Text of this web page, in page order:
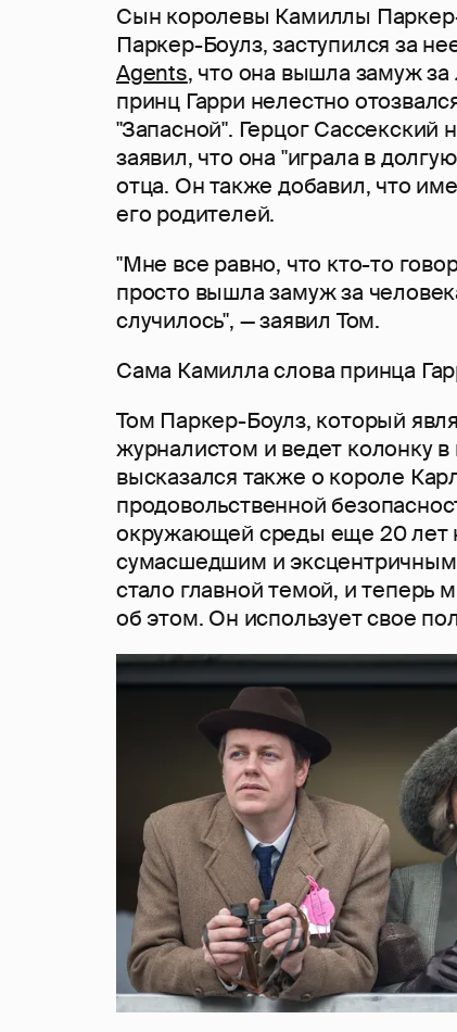
Сын королевы Камиллы
Паркер-Боулз, заступился за
Agents, что она вышла замуж
принц Гарри нелестно
"Запасной". Герцог Сассекский
заявил, что она "играла в
отца. Он также добавил, что
его родителей.
"Мне все равно, что кто-то
просто вышла замуж за
случилось", — заявил Том.
Сама Камилла слова принца
Том Паркер-Боулз, который
журналистом и ведет колонку в
высказался также о короле
продовольственной
окружающей среды еще 20 лет
сумасшедшим и
стало главной темой, и теперь
об этом. Он использует свое